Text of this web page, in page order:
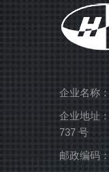
企业名称
企业地址
737 号
邮政编码